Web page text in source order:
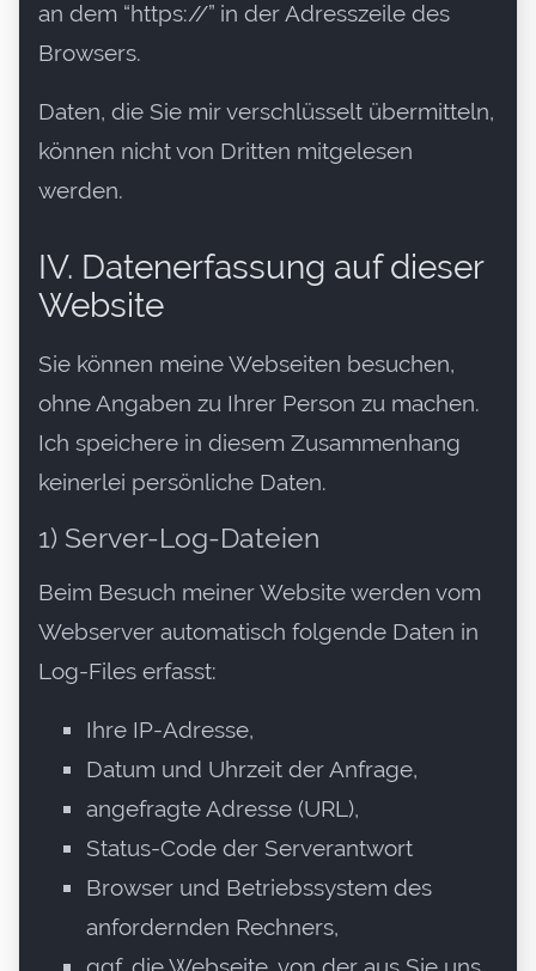
an dem “https://” in der Adresszeile des
Browsers.
Daten, die Sie mir verschlüsselt übermitteln,
können nicht von Dritten mitgelesen
werden.
IV. Datenerfassung auf dieser
Website
Sie können meine Webseiten besuchen,
ohne Angaben zu Ihrer Person zu machen.
Ich speichere in diesem Zusammenhang
keinerlei persönliche Daten.
1) Server-Log-Dateien
Beim Besuch meiner Website werden vom
Webserver automatisch folgende Daten in
Log-Files erfasst:
Ihre IP-Adresse,
Datum und Uhrzeit der Anfrage,
angefragte Adresse (URL),
Status-Code der Serverantwort
Browser und Betriebssystem des
anfordernden Rechners,